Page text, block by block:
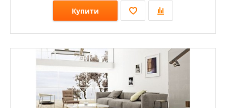
Купити
Розміри: 1285х192х8;
Стилі:
Кольори: